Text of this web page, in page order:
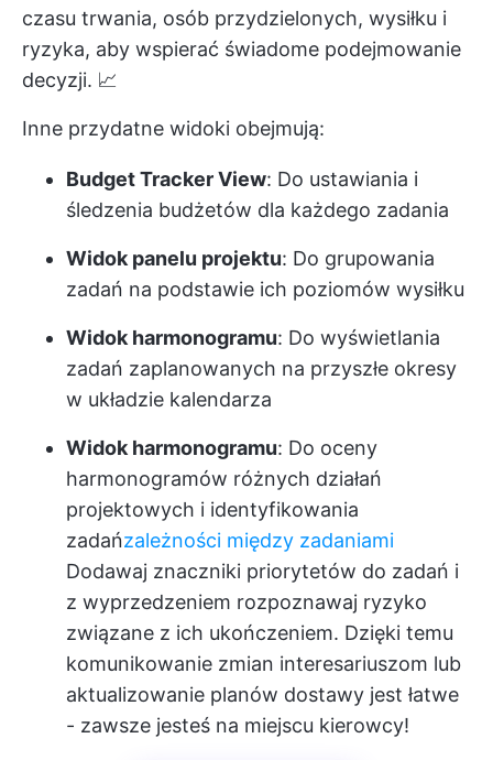
czasu trwania, osób przydzielonych, wysiłku i
ryzyka, aby wspierać świadome podejmowanie
decyzji. 📈
Inne przydatne widoki obejmują:
Budget Tracker View: Do ustawiania i
śledzenia budżetów dla każdego zadania
Widok panelu projektu: Do grupowania
zadań na podstawie ich poziomów wysiłku
Widok harmonogramu: Do wyświetlania
zadań zaplanowanych na przyszłe okresy
w układzie kalendarza
Widok harmonogramu: Do oceny
harmonogramów różnych działań
projektowych i identyfikowania
zadańzależności między zadaniami
Dodawaj znaczniki priorytetów do zadań i
z wyprzedzeniem rozpoznawaj ryzyko
związane z ich ukończeniem. Dzięki temu
komunikowanie zmian interesariuszom lub
aktualizowanie planów dostawy jest łatwe
- zawsze jesteś na miejscu kierowcy!